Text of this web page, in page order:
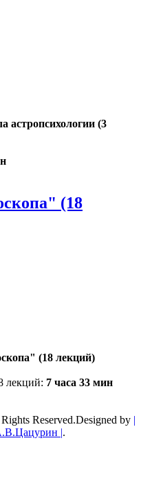
астропсихологии (3
(18
(18 лекций)
лекций: 7 часа 33 мин
Reserved.Designed by |
|.